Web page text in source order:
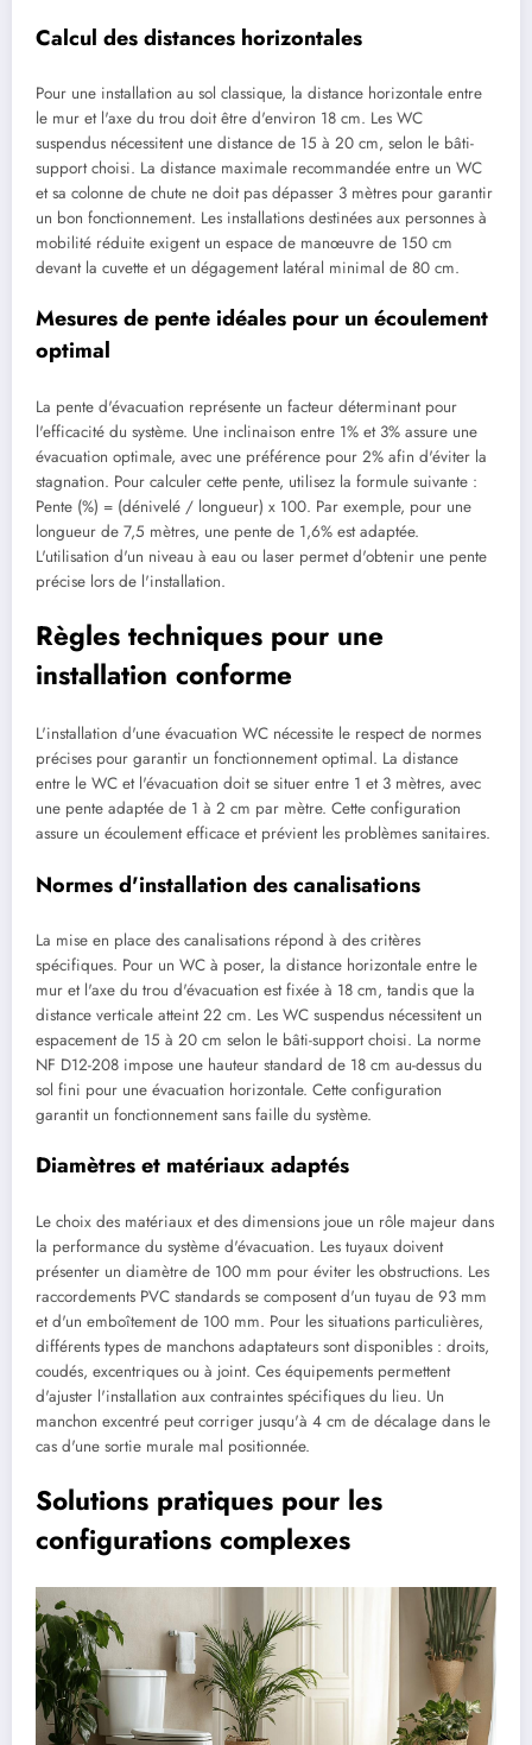
Calcul des distances horizontales
Pour une installation au sol classique, la distance horizontale entre
le mur et l'axe du trou doit être d'environ 18 cm. Les WC
suspendus nécessitent une distance de 15 à 20 cm, selon le bâti-
support choisi. La distance maximale recommandée entre un WC
et sa colonne de chute ne doit pas dépasser 3 mètres pour garantir
un bon fonctionnement. Les installations destinées aux personnes à
mobilité réduite exigent un espace de manœuvre de 150 cm
devant la cuvette et un dégagement latéral minimal de 80 cm.
Mesures de pente idéales pour un écoulement
optimal
La pente d'évacuation représente un facteur déterminant pour
l'efficacité du système. Une inclinaison entre 1% et 3% assure une
évacuation optimale, avec une préférence pour 2% afin d'éviter la
stagnation. Pour calculer cette pente, utilisez la formule suivante :
Pente (%) = (dénivelé / longueur) x 100. Par exemple, pour une
longueur de 7,5 mètres, une pente de 1,6% est adaptée.
L'utilisation d'un niveau à eau ou laser permet d'obtenir une pente
précise lors de l'installation.
Règles techniques pour une
installation conforme
L'installation d'une évacuation WC nécessite le respect de normes
précises pour garantir un fonctionnement optimal. La distance
entre le WC et l'évacuation doit se situer entre 1 et 3 mètres, avec
une pente adaptée de 1 à 2 cm par mètre. Cette configuration
assure un écoulement efficace et prévient les problèmes sanitaires.
Normes d'installation des canalisations
La mise en place des canalisations répond à des critères
spécifiques. Pour un WC à poser, la distance horizontale entre le
mur et l'axe du trou d'évacuation est fixée à 18 cm, tandis que la
distance verticale atteint 22 cm. Les WC suspendus nécessitent un
espacement de 15 à 20 cm selon le bâti-support choisi. La norme
NF D12-208 impose une hauteur standard de 18 cm au-dessus du
sol fini pour une évacuation horizontale. Cette configuration
garantit un fonctionnement sans faille du système.
Diamètres et matériaux adaptés
Le choix des matériaux et des dimensions joue un rôle majeur dans
la performance du système d'évacuation. Les tuyaux doivent
présenter un diamètre de 100 mm pour éviter les obstructions. Les
raccordements PVC standards se composent d'un tuyau de 93 mm
et d'un emboîtement de 100 mm. Pour les situations particulières,
différents types de manchons adaptateurs sont disponibles : droits,
coudés, excentriques ou à joint. Ces équipements permettent
d'ajuster l'installation aux contraintes spécifiques du lieu. Un
manchon excentré peut corriger jusqu'à 4 cm de décalage dans le
cas d'une sortie murale mal positionnée.
Solutions pratiques pour les
configurations complexes